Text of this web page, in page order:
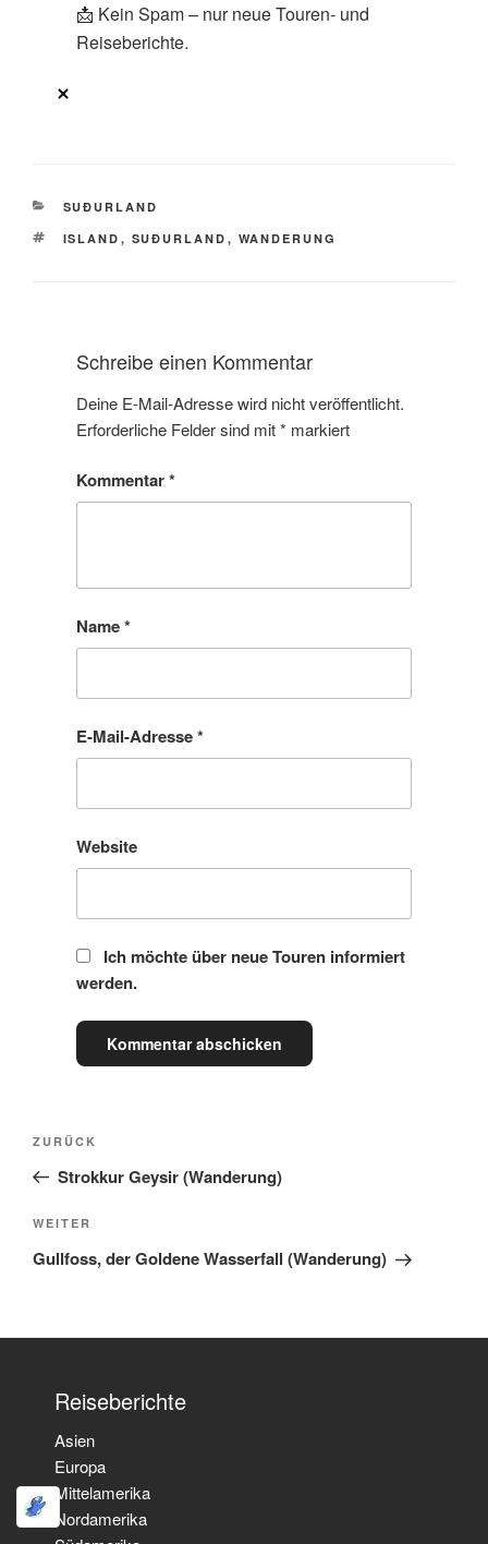
📩 Kein Spam – nur neue Touren- und
Reiseberichte.
SUÐURLAND
ISLAND , SUÐURLAND , WANDERUNG
Schreibe einen Kommentar
Deine E-Mail-Adresse wird nicht veröffentlicht.
Erforderliche Felder sind mit* markiert
Kommentar*
Name*
E-Mail-Adresse*
Website
Ich möchte über neue Touren informiert
werden.
ZURÜCK
Strokkur Geysir (Wanderung)
WEITER
Gullfoss, der Goldene Wasserfall (Wanderung)
Reiseberichte
Asien
Europa
Mittelamerika
Nordamerika